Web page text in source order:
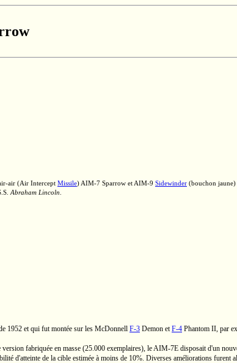
air (Air Intercept Missile) AIM-7 Sparrow et AIM-9 Sidewinder (bouchon jaune)
Abraham Lincoln
1952 et qui fut montée sur les McDonnell F-3 Demon etF-4 Phantom II, par
fabriquée en masse (25.000 exemplaires), leAIM-7E disposait d'un
d'atteinte de la cible estimée à moins de 10%. Diverses améliorations furent